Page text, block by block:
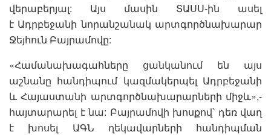
վերաբերյալ: Այս մասին ՏԱՍՍ-ին ասել
է Ադրբեջանի նորանշանակ արտգործնախարար
Ջեյհուն Բայրամովը:
«Համանախագահները ցանկանում են այս
աշնանը հանդիպում կազմակերպել Ադրբեջանի
և Հայաստանի արտգործնախարարների միջև»,-
հայտարարել է նա: Բայրամովի խոսքով՝ դեռ վաղ
է խոսել ԱԳՆ ղեկավարների հանդիպման